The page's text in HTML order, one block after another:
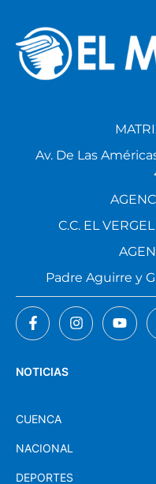
NOTICIAS
CUENCA
NACIONAL
DEPORTES
Av. De Las
C.C. EL
Padre Aguirre y